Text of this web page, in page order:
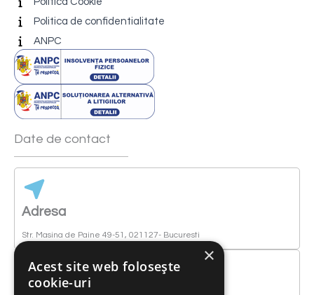
Politica de confidentialitate
ANPC
Date de contact
Adresa
Str. Masina de Paine 49-51, 021127- Bucuresti
×
Acest site web folosește
cookie-uri